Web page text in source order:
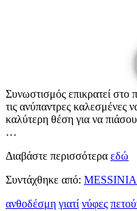
Συνωστισμός επικρατεί στο
τις ανύπαντρες καλεσμένες
καλύτερη θέση για να
…
Διαβάστε περισσότερα εδώ
Συντάχθηκε από:
ανθοδέσμη γιατί νύφες